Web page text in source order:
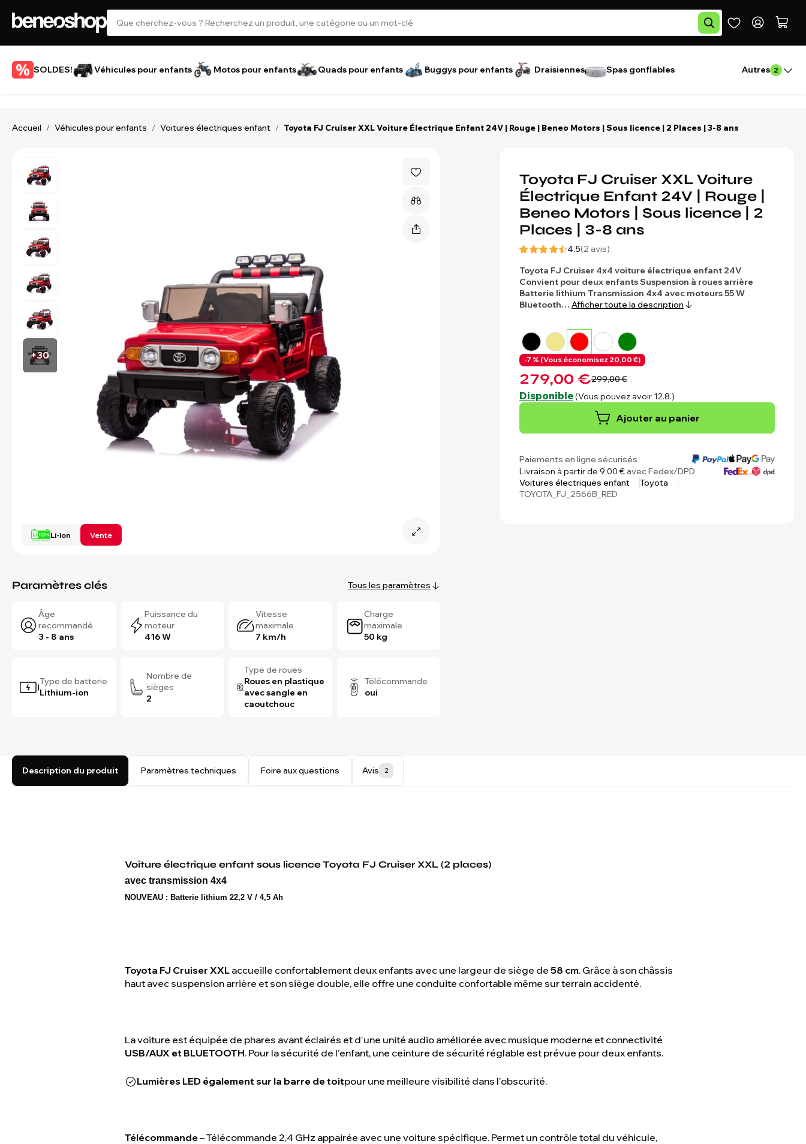
SOLDES! Véhicules pour enfants Motos pour enfants Quads pour enfants Buggys pour enfants Draisiennes Spas gonflables Autres 2
Accueil / Véhicules pour enfants / Voitures électriques enfant / Toyota FJ Cruiser XXL Voiture Électrique Enfant 24V | Rouge | Beneo Motors | Sous licence | 2 Places | 3-8 ans
Li-Ion Vente
+30
Paramètres clés Tous les paramètres
Âge
recommandé
3 - 8 ans
Puissance du
moteur
416 W
Vitesse
maximale
7 km/h
Charge
maximale
50 kg
Type de batterie
Lithium-ion
Nombre de
sièges
2
Type de roues
Roues en plastique
avec sangle en
caoutchouc
Télécommande
oui
Toyota FJ Cruiser XXL Voiture
Électrique Enfant 24V | Rouge |
Beneo Motors | Sous licence | 2
Places | 3-8 ans
4.5(2 avis)
Toyota FJ Cruiser 4x4 voiture électrique enfant 24V
Convient pour deux enfantsSuspension à roues arrière
Batterie lithium Transmission 4x4 avec moteurs 55 W
Bluetooth… Afficher toute la description
-7 % (Vous économisez 20,00 €)
279,00 €299,00 €
Disponible(Vous pouvez avoir 12.8.)
Ajouter au panier
Paiements en ligne sécurisés
Livraison à partir de 9,00 €avec Fedex/DPD
Voitures électriques enfant
Toyota
TOYOTA_FJ_2566B_RED
Description du produit Paramètres techniques Foire aux questions Avis 2
Voiture électrique enfant sous licence Toyota FJ Cruiser XXL (2 places)
avec transmission 4x4
NOUVEAU : Batterie lithium 22,2 V / 4,5 Ah
Toyota FJ Cruiser XXL accueille confortablement deux enfants avec une largeur de siège de 58 cm. Grâce à son châssis
haut avec suspension arrière et son siège double, elle offre une conduite confortable même sur terrain accidenté.
La voiture est équipée de phares avant éclairés et d'une unité audio améliorée avec musique moderne et connectivité
USB/AUX et BLUETOOTH. Pour la sécurité de l'enfant, une ceinture de sécurité réglable est prévue pour deux enfants.
Lumières LED également sur la barre de toitpour une meilleure visibilité dans l'obscurité.
Télécommande– Télécommande 2,4 GHz appairée avec une voiture spécifique. Permet un contrôle total du véhicule,